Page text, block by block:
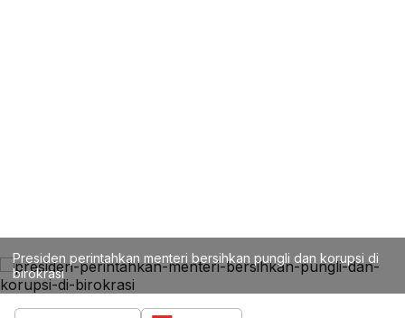
Presiden perintahkan menteri bersihkan pungli dan korupsi di
birokrasi